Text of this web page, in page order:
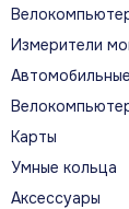
ГЛАВНЫЕ
Измерители
Карты
Умные кольца
Аксессуары